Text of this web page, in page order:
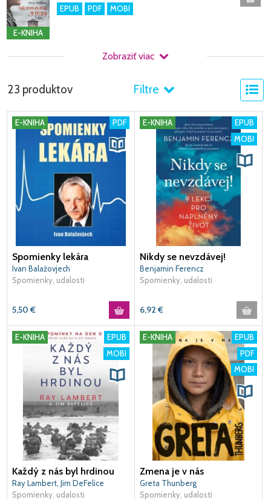
E-KNIHA
EPUB PDF MOBI
Zobraziť viac
23 produktov Filtre
E-KNIHA PDF
Spomienky lekára
Ivan Balažovjech
Spomienky, udalosti
5,50 €
E-KNIHA
EPUB
MOBI
Nikdy se nevzdávej!
Benjamin Ferencz
Spomienky, udalosti
6,92 €
E-KNIHA
EPUB
MOBI
Každý z nás byl hrdinou
Ray Lambert, Jim DeFelice
Spomienky, udalosti
E-KNIHA
EPUB
PDF
MOBI
Zmena je v nás
Greta Thunberg
Spomienky, udalosti